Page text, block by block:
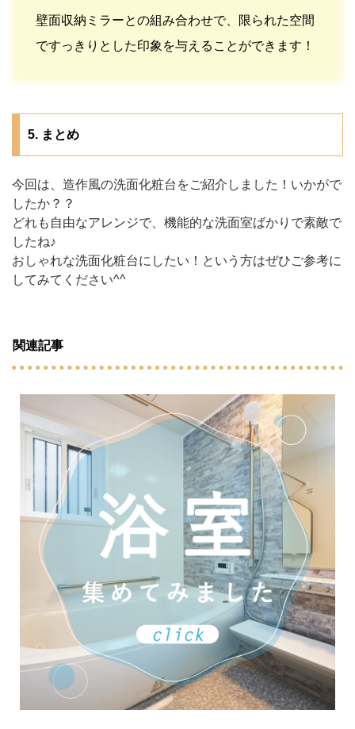
壁面収納ミラーとの組み合わせで、限られた空間
ですっきりとした印象を与えることができます！
5. まとめ
今回は、造作風の洗面化粧台をご紹介しました！いかがで
したか？？
どれも自由なアレンジで、機能的な洗面室ばかりで素敵で
したね♪
おしゃれな洗面化粧台にしたい！という方はぜひご参考に
してみてください^^
関連記事